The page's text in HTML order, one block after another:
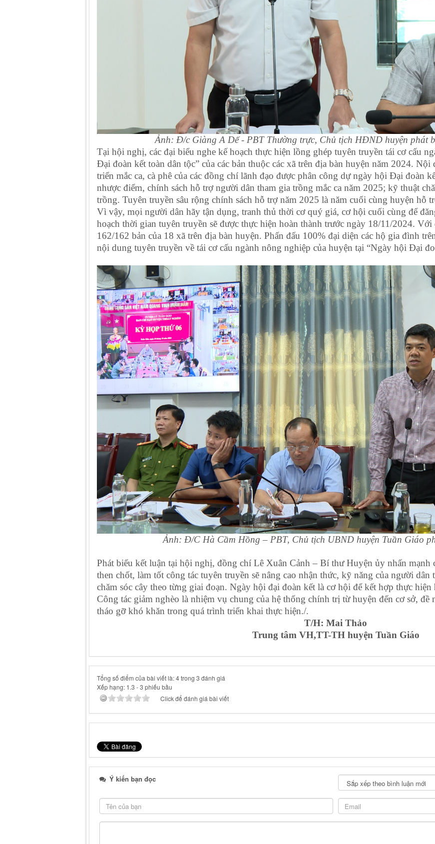
Ảnh: Đ/c Giàng A Dế - PBT Thường trực, Chủ tịch HĐND huyện phát
Tại hội nghị, các đại biểu nghe kế hoạch thực hiện lồng ghép tuyên truyền tái cơ cấu
Đại đoàn kết toàn dân tộc” của các bản thuộc các xã trên địa bàn huyện năm 2024.
triển mắc ca, cà phê của các đồng chí lãnh đạo được phân công dự ngày hội Đại đoàn
nhược điểm, chính sách hỗ trợ người dân tham gia trồng mắc ca năm 2025; kỹ thuật
trồng. Tuyên truyền sâu rộng chính sách hỗ trợ năm 2025 là năm cuối cùng huyện hỗ
Vì vậy, mọi người dân hãy tận dụng, tranh thủ thời cơ quý giá, cơ hội cuối cùng để
hoạch thời gian tuyên truyền sẽ được thực hiện hoàn thành trước ngày 18/11/2024.
162/162 bản của 18 xã trên địa bàn huyện. Phấn đấu 100% đại diện các hộ gia đình
nội dung tuyên truyền về tái cơ cấu ngành nông nghiệp của huyện tại “Ngày hội Đại
Ảnh: Đ/C Hà Cầm Hồng – PBT, Chủ tịch UBND huyện Tuần Giáo
Phát biểu kết luận tại hội nghị, đồng chí Lê Xuân Cảnh – Bí thư Huyện ủy nhấn mạnh
then chốt, làm tốt công tác tuyên truyền sẽ nâng cao nhận thức, kỹ năng của người
chăm sóc cây theo từng giai đoạn. Ngày hội đại đoàn kết là cơ hội để kết hợp thực
Công tác giảm nghèo là nhiệm vụ chung của hệ thống chính trị từ huyện đến cơ sở, đề
tháo gỡ khó khăn trong quá trình triển khai thực hiện./.
T/H: Mai Thảo
Trung tâm VH,TT-TH huyện Tuần Giáo
Tổng số điểm của bài viết là: 4 trong 3 đánh giá
Xếp hạng: 1.3 -3 phiếu bầu
Click để đánh giá bài viết
Ý kiến bạn đọc